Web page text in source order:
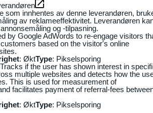
som innhentes av denne leverandøren,
av reklameeffektivitet. Leverandøren
og -tilpasning.
by Google AdWords to re-engage visitors
based on the visitor's online
: ØktType: Pikselsporing
Tracks if the user has shown interest in
multiple websites and detects how the
This is used for measurement of
facilitates payment of referral-fees
: ØktType: Pikselsporing